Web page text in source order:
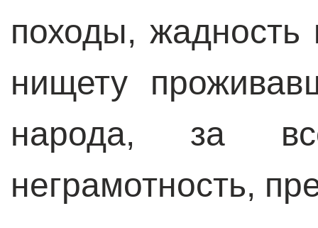
походы, жадность
нищету
народа, за
неграмотность,